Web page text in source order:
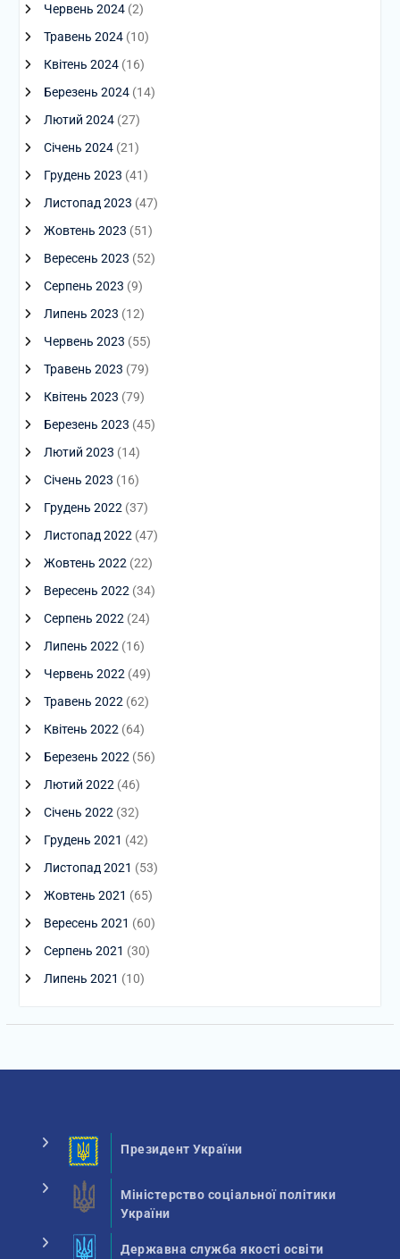
Червень 2024(2)
Травень 2024(10)
Квітень 2024(16)
Березень 2024(14)
Лютий 2024(27)
Січень 2024(21)
Грудень 2023 (41)
Листопад 2023 (47)
Жовтень 2023 (51)
Вересень 2023 (52)
Серпень 2023 (9)
Липень 2023 (12)
Червень 2023 (55)
Травень 2023 (79)
Квітень 2023 (79)
Березень 2023 (45)
Лютий 2023 (14)
Січень 2023 (16)
Грудень 2022 (37)
Листопад 2022 (47)
Жовтень 2022 (22)
Вересень 2022 (34)
Серпень 2022 (24)
Липень 2022 (16)
Червень 2022 (49)
Травень 2022 (62)
Квітень 2022 (64)
Березень 2022 (56)
Лютий 2022 (46)
Січень 2022 (32)
Грудень 2021 (42)
Листопад 2021 (53)
Жовтень 2021 (65)
Вересень 2021 (60)
Серпень 2021 (30)
Липень 2021 (10)
Президент України
Міністерство соціальної політики
України
Державна служба якості освіти